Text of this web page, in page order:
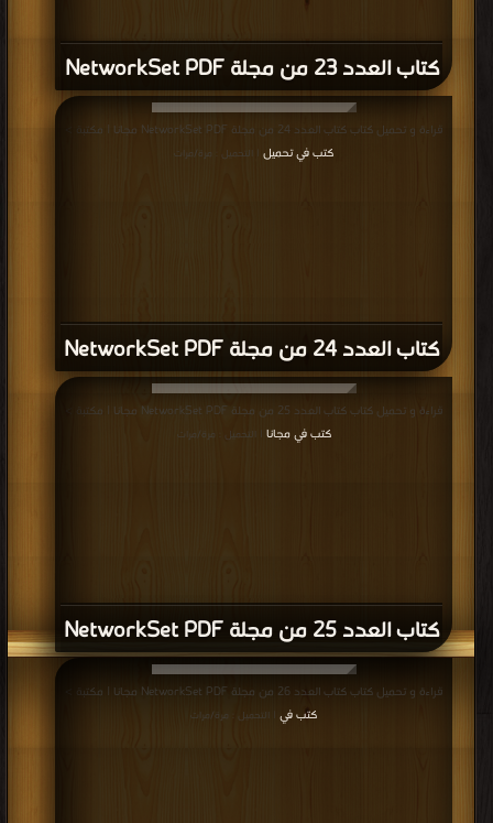
كتاب العدد 23 من مجلة NetworkSet PDF
كتاب العدد 24 من مجلة NetworkSet PDF
قراءة و تحميل كتاب كتاب العدد 24 من مجلة NetworkSet PDF مجانا | مكتبة >
كتب في تحميل
| التحميل : مرة/مرات
كتاب العدد 25 من مجلة NetworkSet PDF
قراءة و تحميل كتاب كتاب العدد 25 من مجلة NetworkSet PDF مجانا | مكتبة >
كتب في مجانا | التحميل : مرة/مرات
قراءة و تحميل كتاب كتاب العدد 26 من مجلة NetworkSet PDF مجانا | مكتبة >
كتب في
| التحميل : مرة/مرات